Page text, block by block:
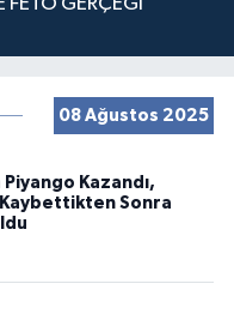
FETÖ GERÇEĞİ
08 Ağustos 2025
Piyango Kazandı,
Sonra